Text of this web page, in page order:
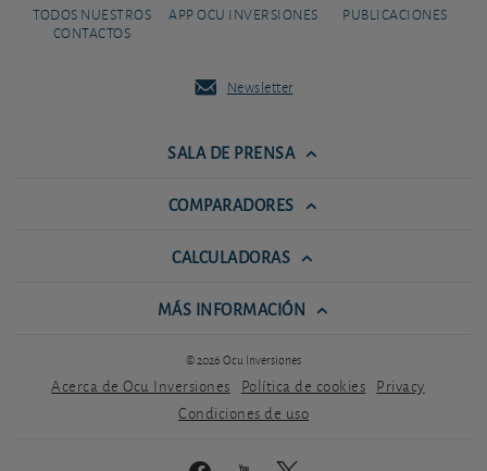
TODOS NUESTROS
CONTACTOS
APP OCU INVERSIONES PUBLICACIONES
Newsletter
SALA DE PRENSA
COMPARADORES
CALCULADORAS
MÁS INFORMACIÓN
© 2026 Ocu Inversiones
Acerca de Ocu Inversiones Política de cookies Privacy
Condiciones de uso